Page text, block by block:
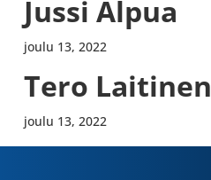
Jussi Alpua
joulu 13, 2022
Tero Lai­ti­nen
joulu 13, 2022